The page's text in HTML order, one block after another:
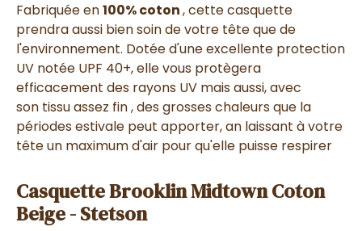
Fabriquée en100% coton, cette casquette
prendra aussi bien soin de votre tête que de
l'environnement. Dotée d'une excellente protection
UV notée UPF 40+, elle vous protègera
efficacement des rayons UV mais aussi, avec
son tissu assez fin , des grosses chaleurs que la
périodes estivale peut apporter, an laissant à votre
tête un maximum d'air pour qu'elle puisse respirer
Casquette Brooklin Midtown Coton
Beige - Stetson